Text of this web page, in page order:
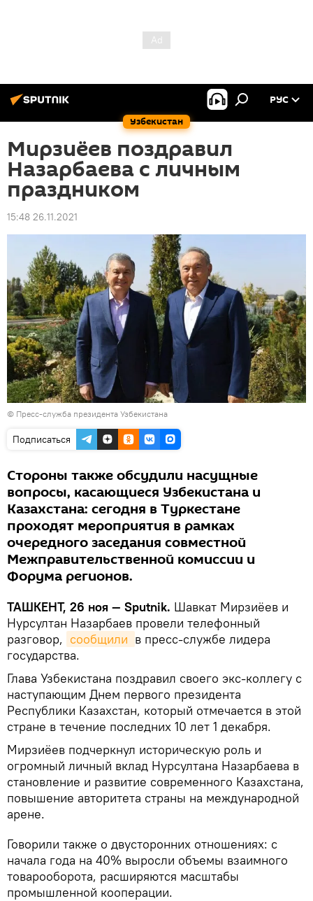
Узбекистан
РУС
Мирзиёев поздравил
Назарбаева с личным
праздником
15:48 26.11.2021
© Пресс-служба президента Узбекистана
Подписаться
Стороны также обсудили насущные
вопросы, касающиеся Узбекистана и
Казахстана: сегодня в Туркестане
проходят мероприятия в рамках
очередного заседания совместной
Межправительственной комиссии и
Форума регионов.
ТАШКЕНТ, 26 ноя — Sputnik. Шавкат Мирзиёев и
Нурсултан Назарбаев провели телефонный
разговор, сообщили в пресс-службе лидера
государства.
Глава Узбекистана поздравил своего экс-коллегу с
наступающим Днем первого президента
Республики Казахстан, который отмечается в этой
стране в течение последних 10 лет 1 декабря.
Мирзиёев подчеркнул историческую роль и
огромный личный вклад Нурсултана Назарбаева в
становление и развитие современного Казахстана,
повышение авторитета страны на международной
арене.
Говорили также о двусторонних отношениях: с
начала года на 40% выросли объемы взаимного
товарооборота, расширяются масштабы
промышленной кооперации.